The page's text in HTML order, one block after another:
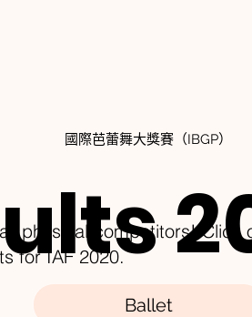
國際芭蕾舞大獎賽（IBGP）
physical competitors! Click
for IAF 2020.
Ballet